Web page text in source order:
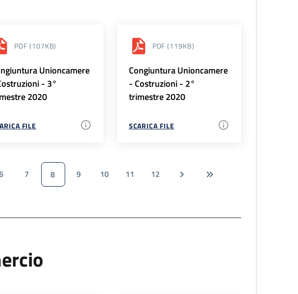
PDF (107KB)
Unioncamere
- 3°
2020
FILE
PDF (119KB)
Congiuntura Unioncamere
- Costruzioni - 2°
trimestre 2020
SCARICA FILE
7 8 9 10 11 12